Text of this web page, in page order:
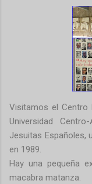
Visitamos el Centro
Universidad
Jesuitas Españoles,
en 1989.
Hay una pequeña
macabra matanza.